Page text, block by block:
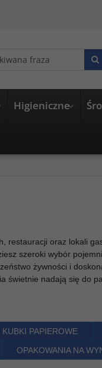
Higieniczne
restauracji oraz lokali
szeroki wybór
żywności i
świetnie nadają się do
KUBKI PAPIEROWE
OPAKOWANIA NA